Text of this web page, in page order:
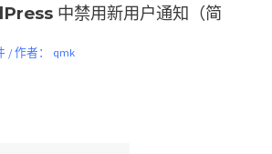
中禁用新用户通知（简
/ 作者： qmk